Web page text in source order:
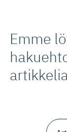
Emme